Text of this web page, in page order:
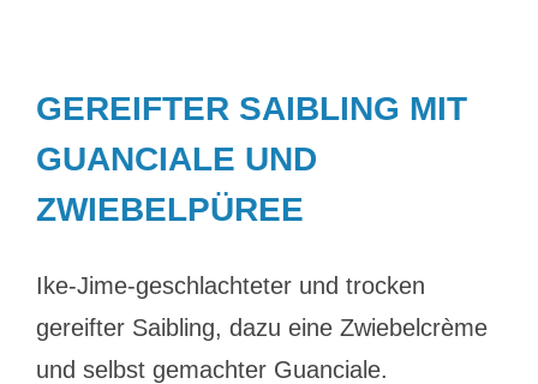
GEREIFTER SAIBLING MIT
GUANCIALE UND
ZWIEBELPÜREE
Ike-Jime-geschlachteter und trocken
gereifter Saibling, dazu eine Zwiebelcrème
und selbst gemachter Guanciale.